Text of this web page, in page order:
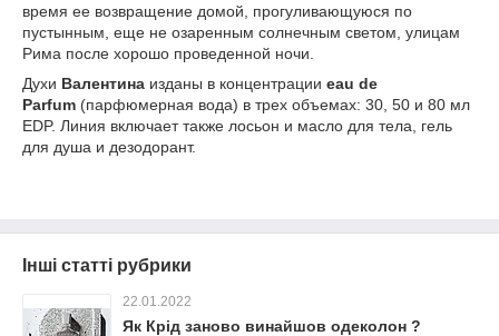
время ее возвращение домой, прогуливающуюся по
пустынным, еще не озаренным солнечным светом, улицам
Рима после хорошо проведенной ночи.
Духи Валентина изданы в концентрации eau de
Parfum (парфюмерная вода) в трех объемах: 30, 50 и 80 мл
EDP. Линия включает также лосьон и масло для тела, гель
для душа и дезодорант.
Інші статті рубрики
22.01.2022
Як Крід заново винайшов одеколон ?